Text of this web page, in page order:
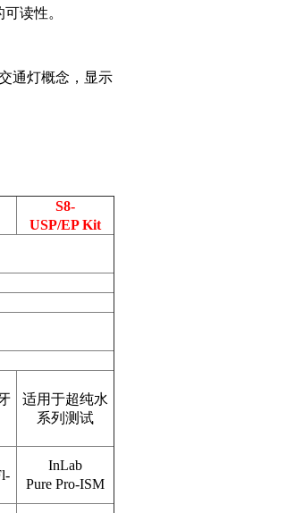
读性。
通灯概念，显示
S8-
USP/EP Kit
适用于超纯水
系列测试
InLab
Pure Pro-ISM